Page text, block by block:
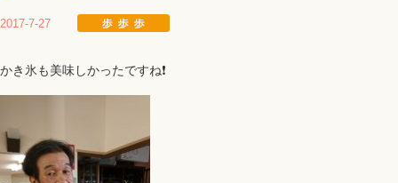
2017-7-27
かき氷も美味しかったですね❗